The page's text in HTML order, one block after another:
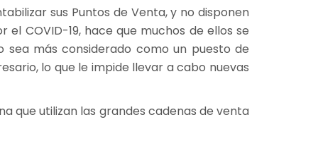
sus Puntos de Venta, y no disponen
COVID-19, hace que muchos de ellos se
más considerado como un puesto de
lo que le impide llevar a cabo nuevas
que utilizan las grandes cadenas de venta